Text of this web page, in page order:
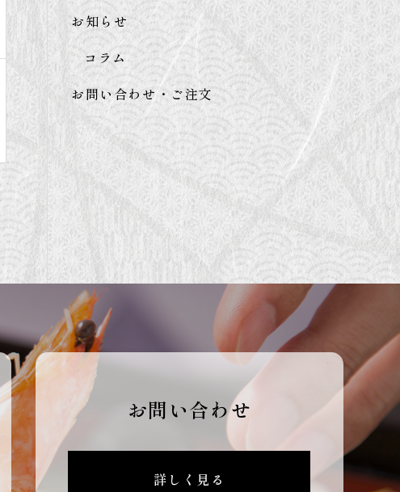
お知らせ
コラム
お問い合わせ・ご注文
お問い合わせ
詳しく見る